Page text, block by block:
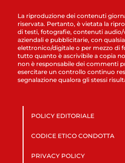
La riproduzione dei contenuti
riservata. Pertanto, è vietata la
di testi, fotografie, contenuti
aziendali e pubblicitarie, con
elettronico/digitale o per mezzo di
tutto quanto è ascrivibile a copia
non è responsabile dei commenti
esercitare un controllo continuo
segnalazione qualora gli stessi
POLICY EDITORIALE
CODICE ETICO CONDOTTA
PRIVACY POLICY